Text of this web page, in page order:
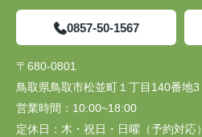
0857-50-1567
〒680-0801
鳥取県鳥取市松並町１丁目140番地3
営業時間： 10:00~18:00
定休日： 木・祝日・日曜（予約対応）